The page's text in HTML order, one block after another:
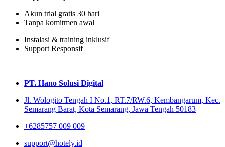
Akun trial gratis 30 hari
Tanpa komitmen awal
Instalasi & training inklusif
Support Responsif
PT. Hano Solusi Digital
Jl. Wologito Tengah I No.1, RT.7/RW.6, Kembangarum, Kec.
Semarang Barat, Kota Semarang, Jawa Tengah 50183
+6285757 009 009
support@hotely.id